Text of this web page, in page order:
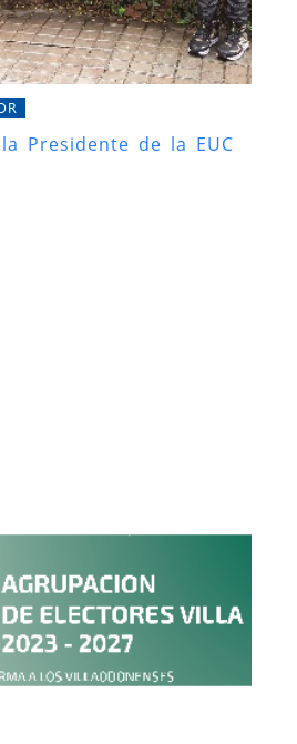
Presidente de la EUC